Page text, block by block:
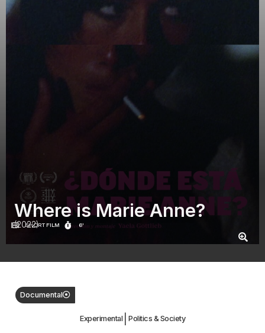
SHORT FILM 6'
Where is Marie Anne?
(2022)
Documental
Experimental Politics & Society